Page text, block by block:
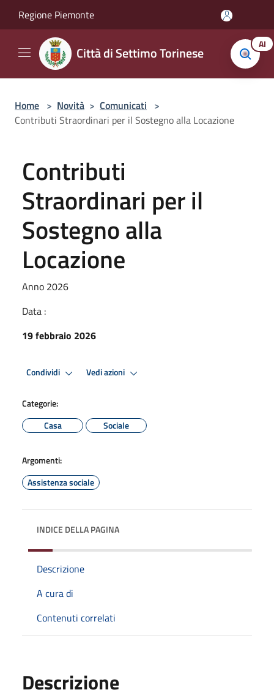
Regione Piemonte
Città di Settimo Torinese AI
Home > Novità > Comunicati >
Contributi Straordinari per il Sostegno alla Locazione
Contributi
Straordinari per il
Sostegno alla
Locazione
Anno 2026
Data :
19 febbraio 2026
Condividi Vedi azioni
Categorie:
Casa
Sociale
Argomenti:
Assistenza sociale
INDICE DELLA PAGINA
Descrizione
A cura di
Contenuti correlati
Descrizione